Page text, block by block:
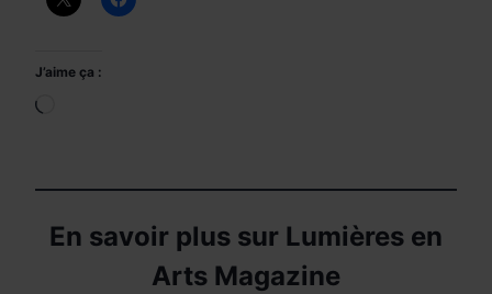
J’aime ça :
En savoir plus sur Lumières en
Arts Magazine